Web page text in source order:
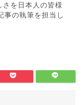
を日本人の皆様
事の執筆を担当し